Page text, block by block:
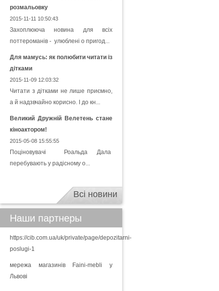
розмальовку
2015-11-11 10:50:43
Захоплююча новина для всіх
поттероманів - улюблені о пригод...
Для мамусь: як полюбити читати із
дітками
2015-11-09 12:03:32
Читати з дітками не лише приємно,
а й надзвчайно корисно. І до кн...
Великий Дружній Велетень стане
кіноактором!
2015-05-08 15:55:55
Поціновувачі Роальда Дала
перебувають у радісному о...
Всі новини
Наши партнеры
https://cib.com.ua/uk/private/page/depozitarni-
poslugi-1
мережа магазинів Faini-mebli у
Львові